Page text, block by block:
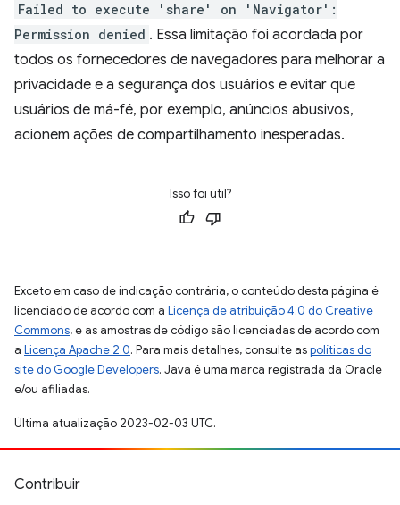
Failed to execute 'share' on 'Navigator':
Permission denied . Essa limitação foi acordada por
todos os fornecedores de navegadores para melhorar a
privacidade e a segurança dos usuários e evitar que
usuários de má-fé, por exemplo, anúncios abusivos,
acionem ações de compartilhamento inesperadas.
Isso foi útil?
Exceto em caso de indicação contrária, o conteúdo desta página é
licenciado de acordo com a Licença de atribuição 4.0 do Creative
Commons, e as amostras de código são licenciadas de acordo com
a Licença Apache 2.0. Para mais detalhes, consulte aspolíticas do
site do Google Developers. Java é uma marca registrada da Oracle
e/ou afiliadas.
Última atualização 2023-02-03 UTC.
Contribuir